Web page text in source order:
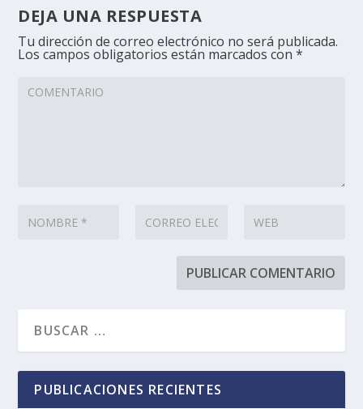
DEJA UNA RESPUESTA
Tu dirección de correo electrónico no será publicada.
Los campos obligatorios están marcados con*
PUBLICACIONES RECIENTES